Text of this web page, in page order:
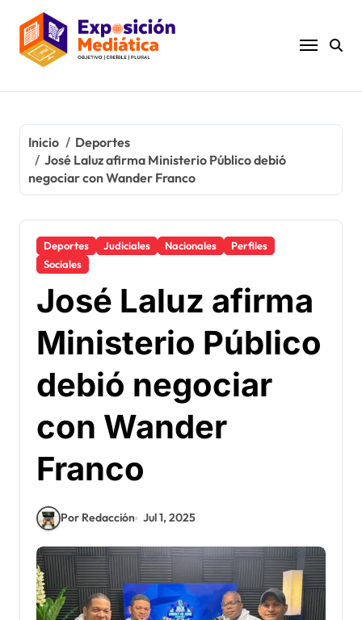
contenido
Inicio
Deportes
José Laluz afirma Ministerio Público debió
negociar con Wander Franco
Deportes Judiciales Nacionales
Perfiles
Sociales
José Laluz afirma
Ministerio Público
debió negociar
con Wander
Franco
Por Redacción Jul 1, 2025